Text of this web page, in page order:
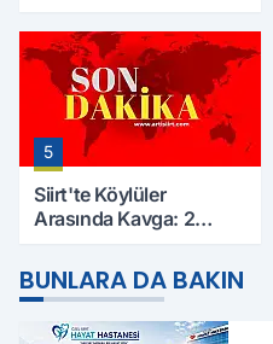
Hayatını Kaybetti
5
Siirt'te Köylüler
Arasında Kavga: 2
Ağır
BUNLARA DA BAKIN